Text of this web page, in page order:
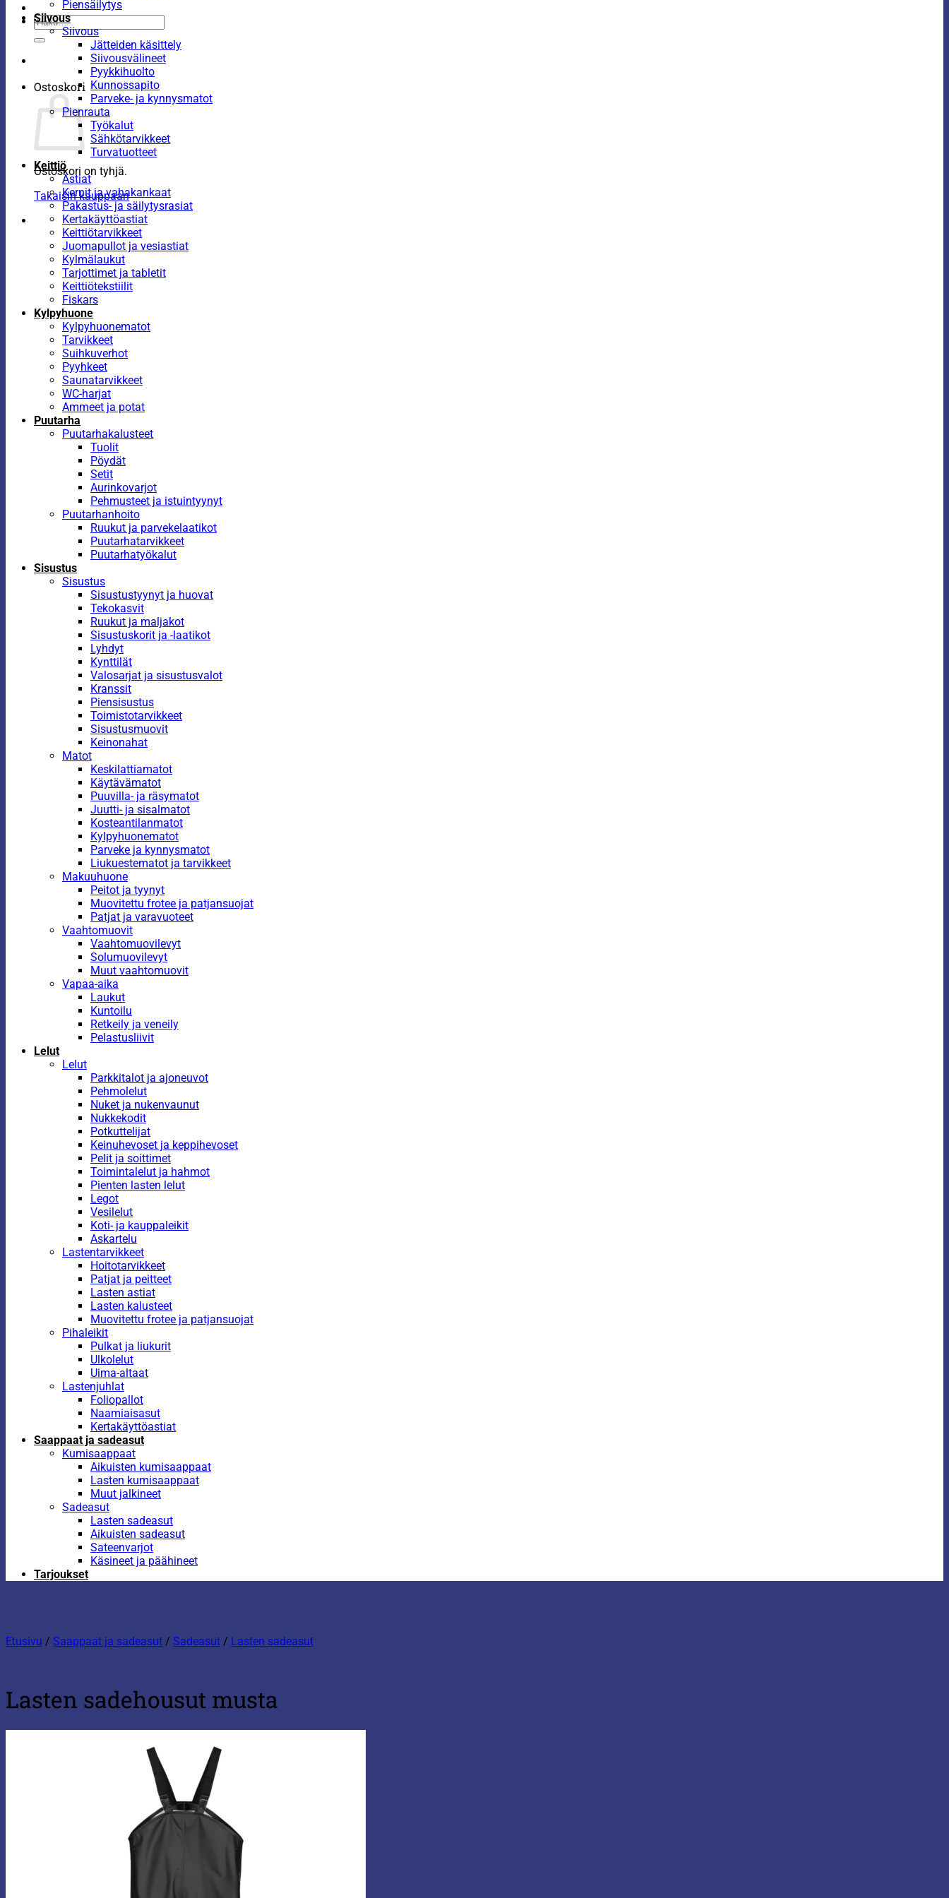
Etsi:
Ostoskori
Ostoskori on tyhjä.
Takaisin kauppaan
Piensäilytys
Siivous
Siivous
Jätteiden käsittely
Siivousvälineet
Pyykkihuolto
Kunnossapito
Parveke- ja kynnysmatot
Pienrauta
Työkalut
Sähkötarvikkeet
Turvatuotteet
Keittiö
Astiat
Kernit ja vahakankaat
Pakastus- ja säilytysrasiat
Kertakäyttöastiat
Keittiötarvikkeet
Juomapullot ja vesiastiat
Kylmälaukut
Tarjottimet ja tabletit
Keittiötekstiilit
Fiskars
Kylpyhuone
Kylpyhuonematot
Tarvikkeet
Suihkuverhot
Pyyhkeet
Saunatarvikkeet
WC-harjat
Ammeet ja potat
Puutarha
Puutarhakalusteet
Tuolit
Pöydät
Setit
Aurinkovarjot
Pehmusteet ja istuintyynyt
Puutarhanhoito
Ruukut ja parvekelaatikot
Puutarhatarvikkeet
Puutarhatyökalut
Sisustus
Sisustus
Sisustustyynyt ja huovat
Tekokasvit
Ruukut ja maljakot
Sisustuskorit ja -laatikot
Lyhdyt
Kynttilät
Valosarjat ja sisustusvalot
Kranssit
Piensisustus
Toimistotarvikkeet
Sisustusmuovit
Keinonahat
Matot
Keskilattiamatot
Käytävämatot
Puuvilla- ja räsymatot
Juutti- ja sisalmatot
Kosteantilanmatot
Kylpyhuonematot
Parveke ja kynnysmatot
Liukuestematot ja tarvikkeet
Makuuhuone
Peitot ja tyynyt
Muovitettu frotee ja patjansuojat
Patjat ja varavuoteet
Vaahtomuovit
Vaahtomuovilevyt
Solumuovilevyt
Muut vaahtomuovit
Vapaa-aika
Laukut
Kuntoilu
Retkeily ja veneily
Pelastusliivit
Lelut
Lelut
Parkkitalot ja ajoneuvot
Pehmolelut
Nuket ja nukenvaunut
Nukkekodit
Potkuttelijat
Keinuhevoset ja keppihevoset
Pelit ja soittimet
Toimintalelut ja hahmot
Pienten lasten lelut
Legot
Vesilelut
Koti- ja kauppaleikit
Askartelu
Lastentarvikkeet
Hoitotarvikkeet
Patjat ja peitteet
Lasten astiat
Lasten kalusteet
Muovitettu frotee ja patjansuojat
Pihaleikit
Pulkat ja liukurit
Ulkolelut
Uima-altaat
Lastenjuhlat
Foliopallot
Naamiaisasut
Kertakäyttöastiat
Saappaat ja sadeasut
Kumisaappaat
Aikuisten kumisaappaat
Lasten kumisaappaat
Muut jalkineet
Sadeasut
Lasten sadeasut
Aikuisten sadeasut
Sateenvarjot
Käsineet ja päähineet
Tarjoukset
Etusivu / Saappaat ja sadeasut / Sadeasut / Lasten sadeasut
Lasten sadehousut musta